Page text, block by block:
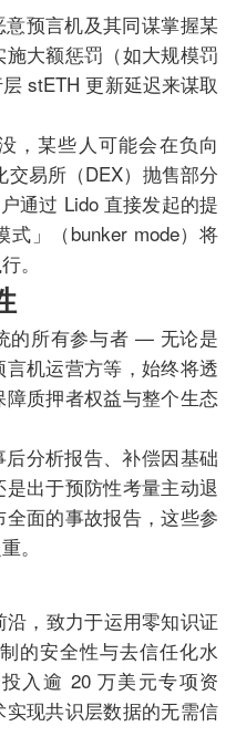
预言机及其同谋掌握某
大额惩罚（如大规模罚
stETH 更新延迟来谋取
，某些人可能会在负向
易所（DEX）抛售部分
通过 Lido 直接发起的提
」（bunker mode）将
。
的所有参与者 — 无论是
机运营方等，始终将透
质押者权益与整个生态
分析报告、补偿因基础
出于预防性考量主动退
面的事故报告，这些参
。
，致力于运用零知识证
的安全性与去信任化水
入逾 20 万美元专项资
现共识层数据的无需信